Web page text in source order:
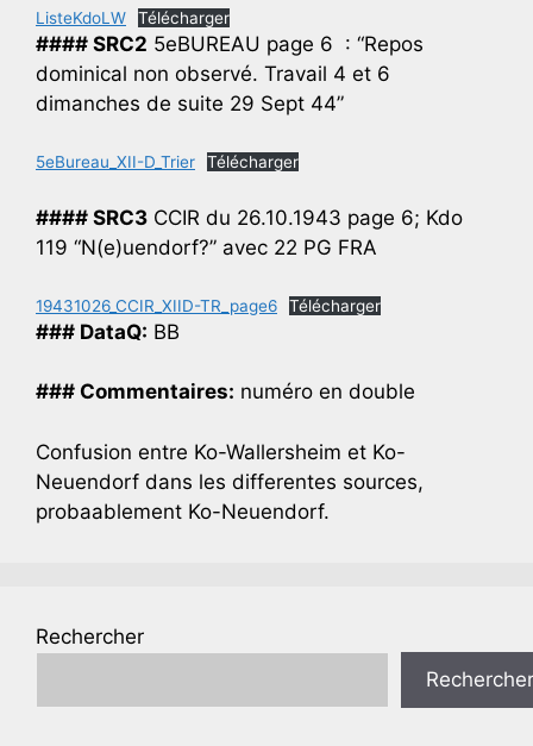
ListeKdoLW Télécharger
#### SRC2 5eBUREAU page 6 : “Repos
dominical non observé. Travail 4 et 6
dimanches de suite 29 Sept 44”
5eBureau_XII-D_Trier Télécharger
#### SRC3 CCIR du 26.10.1943 page 6; Kdo
119 “N(e)uendorf?” avec 22 PG FRA
19431026_CCIR_XIID-TR_page6 Télécharger
### DataQ: BB
### Commentaires: numéro en double
Confusion entre Ko-Wallersheim et Ko-
Neuendorf dans les differentes sources,
probaablement Ko-Neuendorf.
Rechercher
Rechercher